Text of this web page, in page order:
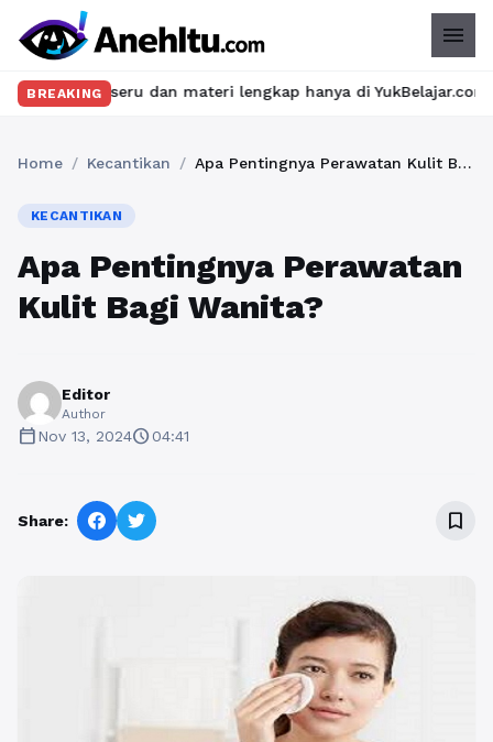
menu
BREAKING
dan materi lengkap hanya di YukBelajar.com. Mulai
Home / Kecantikan / Apa Pentingnya Perawatan Kulit Bagi Wanita?
KECANTIKAN
Apa Pentingnya Perawatan
Kulit Bagi Wanita?
Editor
Author
calendar_todayNov 13, 2024schedule04:41
Share: bookmark_border